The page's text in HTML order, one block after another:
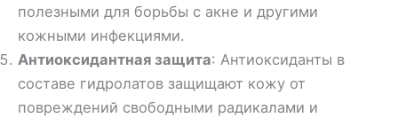
полезными для борьбы с акне и другими
кожными инфекциями.
Антиоксидантная защита: Антиоксиданты в
составе гидролатов защищают кожу от
повреждений свободными радикалами и